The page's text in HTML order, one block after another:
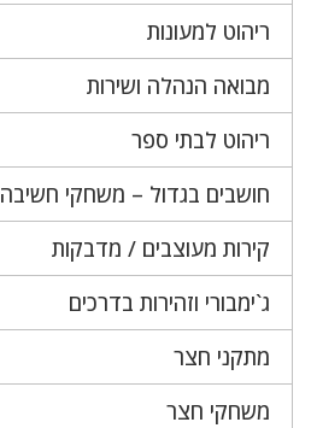
ריהוט למעונות
מבואה הנהלה ושירות
ריהוט לבתי ספר
חושבים בגדול – משחקי חשיבה
קירות מעוצבים / מדבקות
ג`ימבורי וזהירות בדרכים
מתקני חצר
משחקי חצר